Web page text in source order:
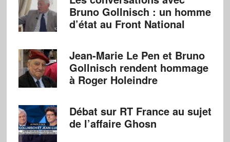
Bruno Gollnisch : un homme
d’état au Front National
Jean-Marie Le Pen et Bruno
Gollnisch rendent hommage
à Roger Holeindre
Débat sur RT France au sujet
de l’affaire Ghosn